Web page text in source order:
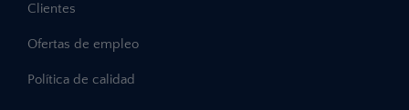
Clientes
Ofertas de empleo
Política de calidad